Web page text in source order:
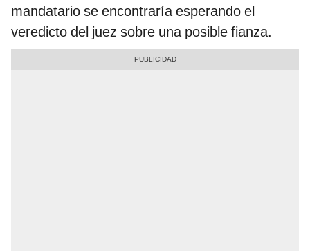
mandatario se encontraría esperando el
veredicto del juez sobre una posible fianza.